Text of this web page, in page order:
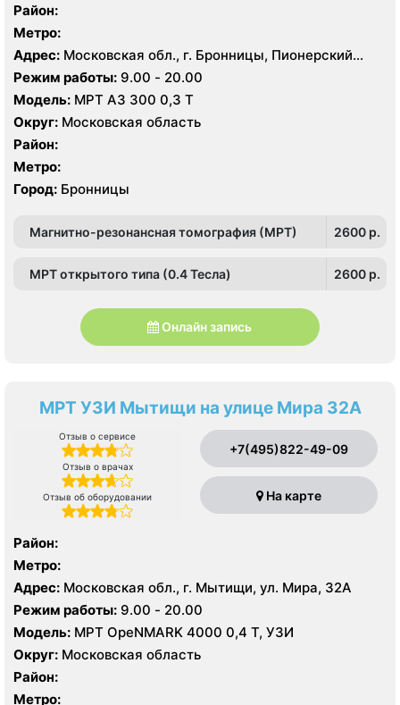
Район:
Метро:
Адрес: Московская обл., г. Бронницы, Пионерский
пер., 49, стр. 1
Режим работы: 9.00 - 20.00
Модель: МРТ АЗ 300 0,3 Т
Округ: Московская область
Район:
Метро:
Город: Бронницы
Магнитно-резонансная томография (МРТ) 2600 p.
МРТ открытого типа (0.4 Тесла) 2600 p.
Онлайн запись
МРТ УЗИ Мытищи на улице Мира 32А
Отзыв о сервисе
Отзыв о врачах
Отзыв об оборудовании
+7(495)822-49-09
На карте
Район:
Метро:
Адрес: Московская обл., г. Мытищи, ул. Мира, 32А
Режим работы: 9.00 - 20.00
Модель: МРТ OpeNMARK 4000 0,4 Т, УЗИ
Округ: Московская область
Район:
Метро: